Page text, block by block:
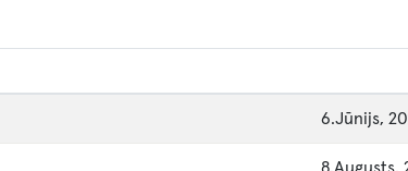
6.Jūnijs,